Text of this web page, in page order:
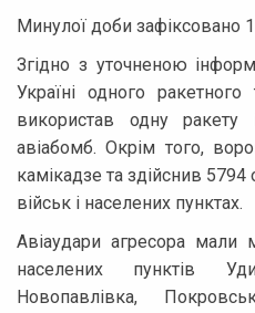
Минулої доби зафіксовано
Згідно з уточненою
Україні одного ракетного
використав одну
авіабомб. Окрім того,
камікадзе та здійснив
військ і населених пунктах.
Авіаудари агресора мали
населених пунктів
Новопавлівка,